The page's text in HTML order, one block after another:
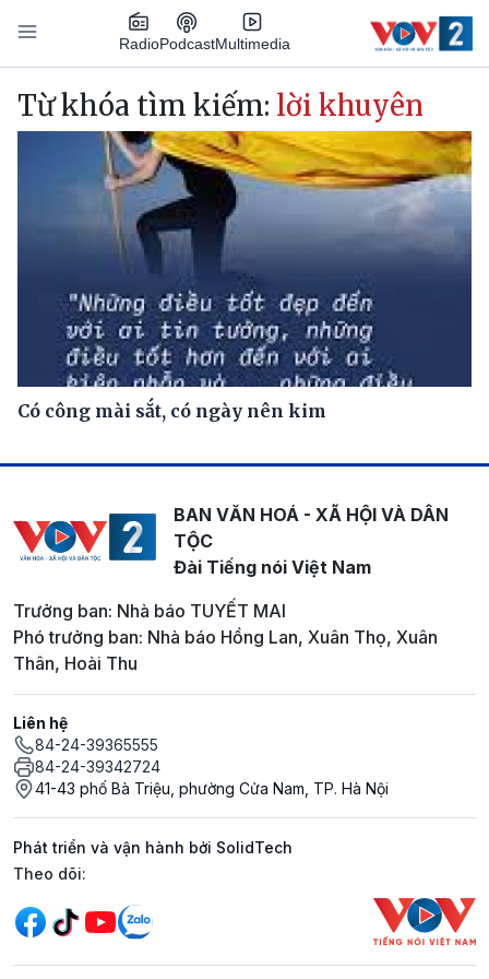
Nhảy đến nội dung
RadioPodcastMultimedia
Main navigation
Từ khóa tìm kiếm: lời khuyên
Có công mài sắt, có ngày nên kim
BAN VĂN HOÁ - XÃ HỘI VÀ DÂN
TỘC
Đài Tiếng nói Việt Nam
Trưởng ban: Nhà báo TUYẾT MAI
Phó trưởng ban: Nhà báo Hồng Lan, Xuân Thọ, Xuân
Thân, Hoài Thu
Liên hệ
84-24-39365555
84-24-39342724
41-43 phố Bà Triệu, phường Cửa Nam, TP. Hà Nội
Phát triển và vận hành bởi SolidTech
Mạng xã hội
Theo dõi: